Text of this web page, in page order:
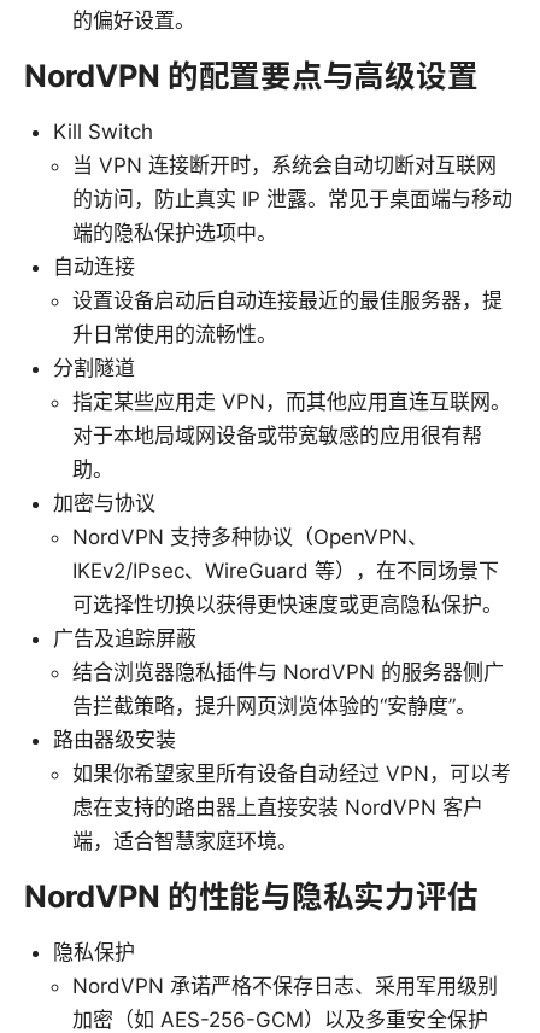
的偏好设置。
NordVPN 的配置要点与高级设置
Kill Switch
当 VPN 连接断开时，系统会自动切断对互联网
的访问，防止真实 IP 泄露。常见于桌面端与移动
端的隐私保护选项中。
自动连接
设置设备启动后自动连接最近的最佳服务器，提
升日常使用的流畅性。
分割隧道
指定某些应用走 VPN，而其他应用直连互联网。
对于本地局域网设备或带宽敏感的应用很有帮
助。
加密与协议
NordVPN 支持多种协议（OpenVPN、
IKEv2/IPsec、WireGuard 等），在不同场景下
可选择性切换以获得更快速度或更高隐私保护。
广告及追踪屏蔽
结合浏览器隐私插件与 NordVPN 的服务器侧广
告拦截策略，提升网页浏览体验的“安静度”。
路由器级安装
如果你希望家里所有设备自动经过 VPN，可以考
虑在支持的路由器上直接安装 NordVPN 客户
端，适合智慧家庭环境。
NordVPN 的性能与隐私实力评估
隐私保护
NordVPN 承诺严格不保存日志、采用军用级别
加密（如 AES-256-GCM）以及多重安全保护